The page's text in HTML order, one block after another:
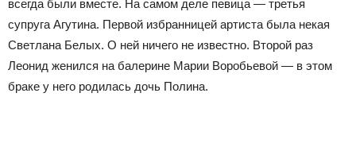
всегда были вместе. На самом деле певица — третья
супруга Агутина. Первой избранницей артиста была некая
Светлана Белых. О ней ничего не известно. Второй раз
Леонид женился на балерине Марии Воробьевой — в этом
браке у него родилась дочь Полина.